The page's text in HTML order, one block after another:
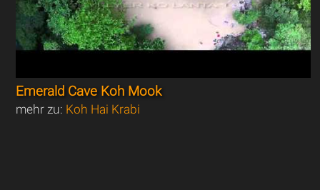
Emerald Cave Koh Mook
mehr zu: Koh Hai Krabi